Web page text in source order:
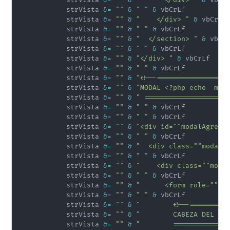
            strVista
&= "" & " " & vbCrLf
            strVista
&= "" & "    </div> " & vbCrLf
            strVista
&= "" & " " & vbCrLf
            strVista
&= "" & "  </section> " &
            strVista
&= "" & " " & vbCrLf
            strVista
&= "" & "</div> " & vbCrLf
            strVista
&= "" & " " & vbCrLf
            strVista
&= "" &
"<!--
            strVista
&= "" &
"MODAL <?php echo
            strVista
&= "" &
"
            strVista
&= "" & " " & vbCrLf
            strVista
&= "" & " " & vbCrLf
            strVista
&= "" &
"<div
            strVista
&= "" & " " & vbCrLf
            strVista
&= "" &
"  <div
            strVista
&= "" & " " & vbCrLf
            strVista
&= "" &
"    <div
            strVista
&= "" & " " & vbCrLf
            strVista
&= "" &
"      <form
            strVista
&= "" & " " & vbCrLf
            strVista
&= "" &
"        <!--
            strVista
&= "" &
"        CABEZA DEL
            strVista
&= "" &
"